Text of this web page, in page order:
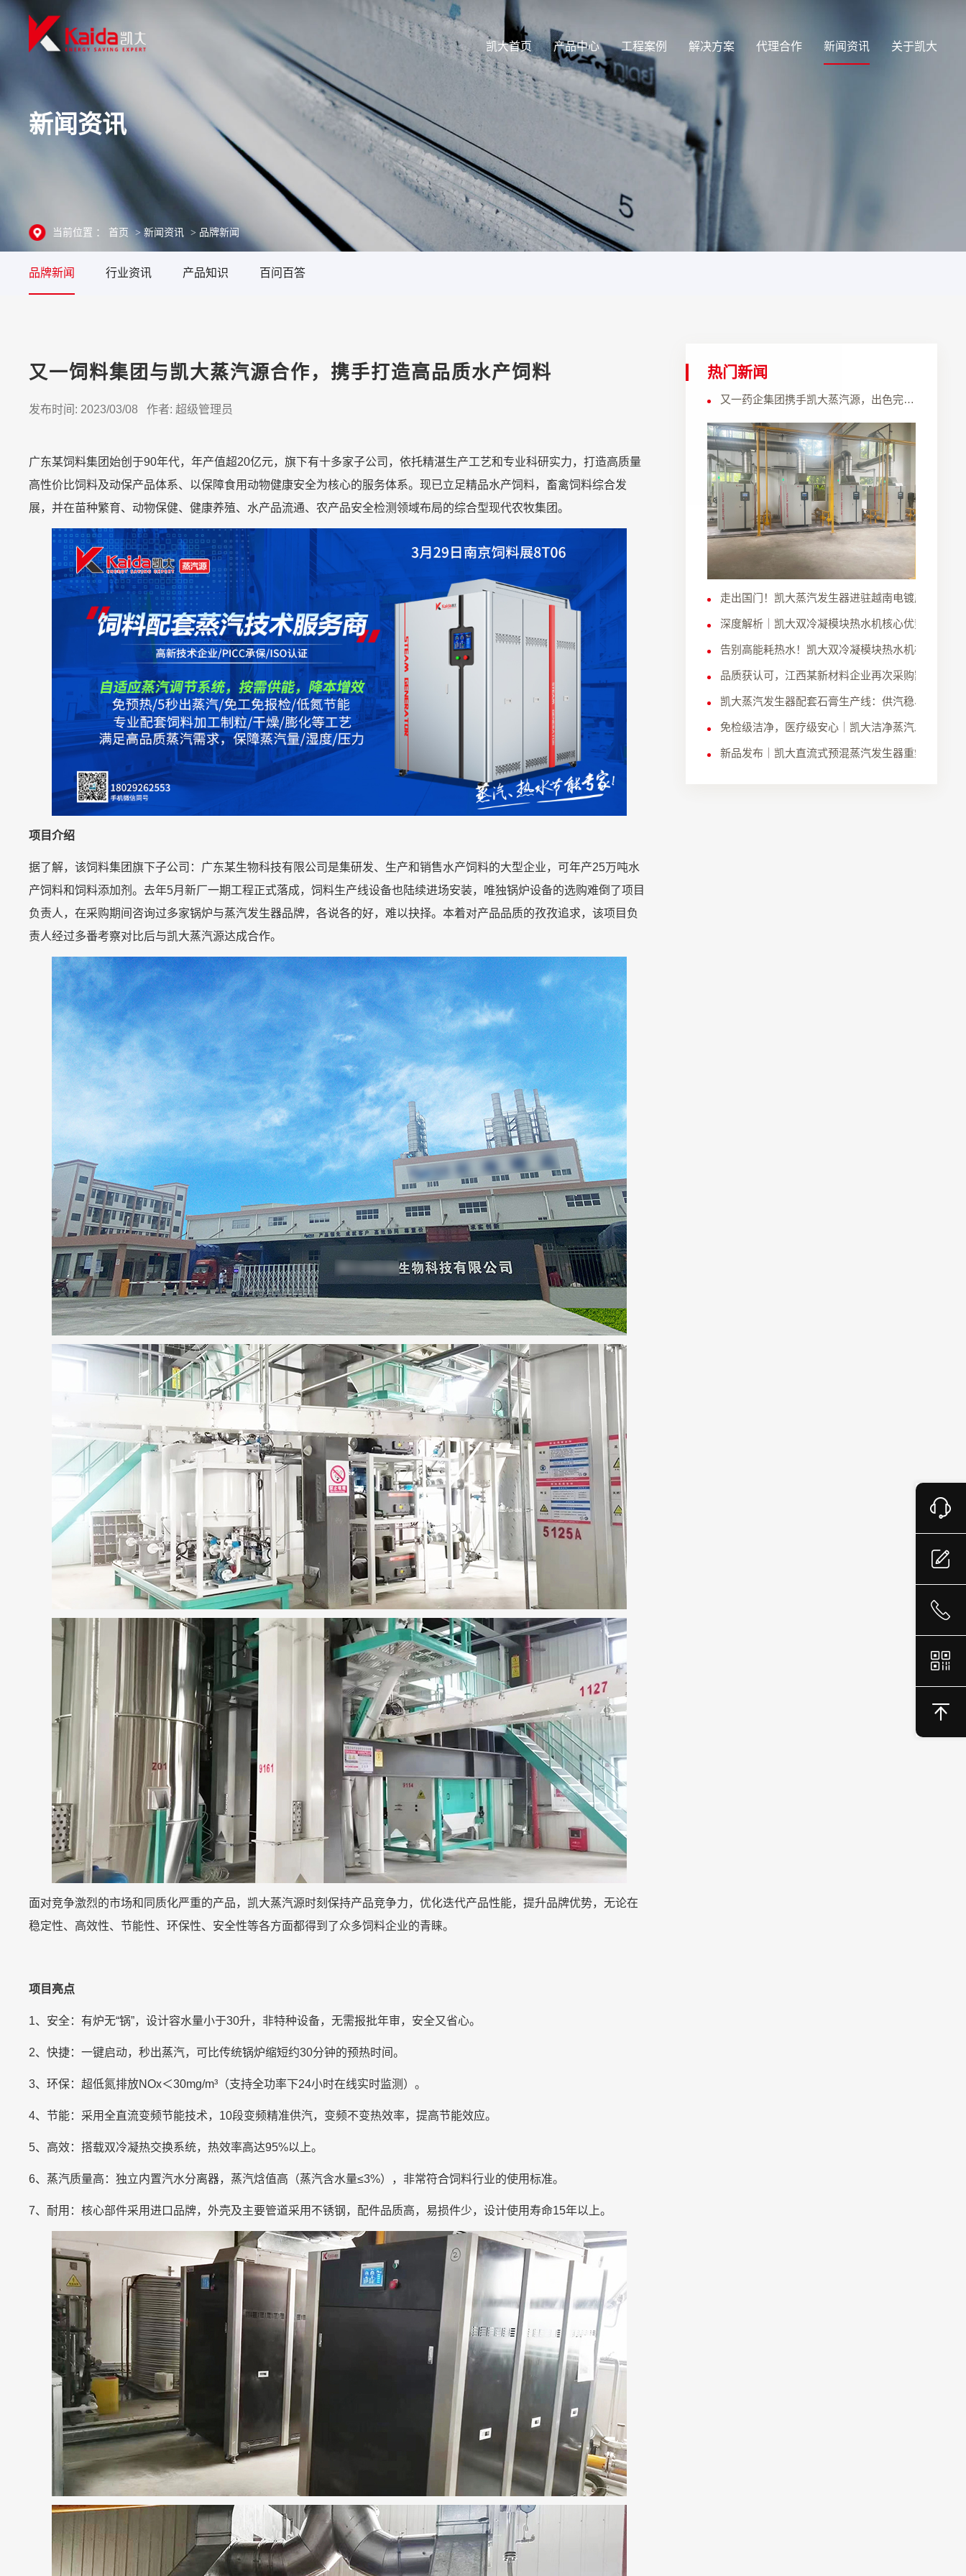
凯大首页 产品中心 工程案例 解决方案 代理合作 新闻资讯 关于凯大
新闻资讯
当前位置 ： 首页 >新闻资讯 > 品牌新闻
品牌新闻 行业资讯 产品知识 百问百答
又一饲料集团与凯大蒸汽源合作，携手打造高品质水产饲料
发布时间: 2023/03/08 作者: 超级管理员
广东某饲料集团始创于90年代，年产值超20亿元，旗下有十多家子公司，依托精湛生产工艺和专业科研实力，打造高质量
高性价比饲料及动保产品体系、以保障食用动物健康安全为核心的服务体系。现已立足精品水产饲料，畜禽饲料综合发
展，并在苗种繁育、动物保健、健康养殖、水产品流通、农产品安全检测领域布局的综合型现代农牧集团。
项目介绍
据了解，该饲料集团旗下子公司：广东某生物科技有限公司是集研发、生产和销售水产饲料的大型企业，可年产25万吨水
产饲料和饲料添加剂。去年5月新厂一期工程正式落成，饲料生产线设备也陆续进场安装，唯独锅炉设备的选购难倒了项目
负责人，在采购期间咨询过多家锅炉与蒸汽发生器品牌，各说各的好，难以抉择。本着对产品品质的孜孜追求，该项目负
责人经过多番考察对比后与凯大蒸汽源达成合作。
面对竞争激烈的市场和同质化严重的产品，凯大蒸汽源时刻保持产品竞争力，优化迭代产品性能，提升品牌优势，无论在
稳定性、高效性、节能性、环保性、安全性等各方面都得到了众多饲料企业的青睐。
项目亮点
1、安全：有炉无“锅”，设计容水量小于30升，非特种设备，无需报批年审，安全又省心。
2、快捷：一键启动，秒出蒸汽，可比传统锅炉缩短约30分钟的预热时间。
3、环保：超低氮排放NOx＜30mg/m³（支持全功率下24小时在线实时监测）。
4、节能：采用全直流变频节能技术，10段变频精准供汽，变频不变热效率，提高节能效应。
5、高效：搭载双冷凝热交换系统，热效率高达95%以上。
6、蒸汽质量高：独立内置汽水分离器，蒸汽焓值高（蒸汽含水量≤3%），非常符合饲料行业的使用标准。
7、耐用：核心部件采用进口品牌，外壳及主要管道采用不锈钢，配件品质高，易损件少，设计使用寿命15年以上。
热门新闻
又一药企集团携手凯大蒸汽源，出色完成锅炉节能环保改造
走出国门！凯大蒸汽发生器进驻越南电镀产业园
深度解析｜凯大双冷凝模块热水机核心优势
告别高能耗热水！凯大双冷凝模块热水机核心优势
品质获认可，江西某新材料企业再次采购凯大蒸汽
凯大蒸汽发生器配套石膏生产线：供汽稳、能耗低
免检级洁净，医疗级安心｜凯大洁净蒸汽发生器跃
新品发布｜凯大直流式预混蒸汽发生器重塑工业用